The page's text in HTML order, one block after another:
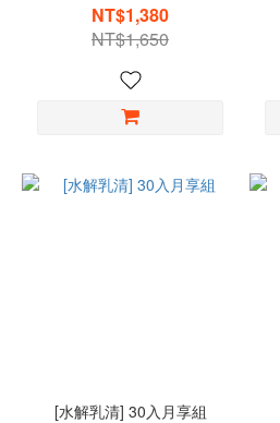
NT$1,380
NT$1,650
[水解乳清] 30入月享組